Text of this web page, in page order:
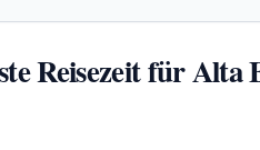
Reisezeit für Alta